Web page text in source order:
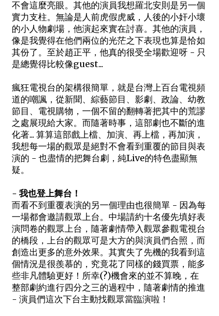
不會這麼亮眼。其他的演員我想羅北安則是另一個
實力支柱。無論是人前虎假虎威，人後的小奸小壞
的小人物劇場，他演起來實在討喜。其他的演員，
像是我覺得在他們兩位的光茫之下表現也算是恰如
其份了。至於趙正平，他真的很受全場歡迎呀 - 只
是總覺得比較像guest...
瘋狂電視台的架構很簡單，就是台灣上百台電視頻
道的嘲諷，從新聞、綜藝節目、影劇、政論、幼教
節目、電視購物，一個不留的翻轉著把其中的荒謬
之處展現給大家。而隨著時事，這部劇也不斷的進
化著... 算算這部戲上檔、加演、再上檔，再加演，
我想每一場的觀眾是絕對不會看到重覆的節目與表
演的 - 也盡情的把舞台劇，純Live的特色盡顯無
疑。
- 我也登上舞台！
而看不到重覆表演的另一個理由也很簡單 - 因為每
一場都會邀請觀眾上台。中場請約十名優先填好表
演問卷的觀眾上台，隨著劇情帶入觀眾參觀電視台
的橋段，上台的觀眾可是大方的與演員們合照，而
創造出更多的意外效果。其實失了先機的我看到這
個情況是很羨慕的，究竟花了同樣的錢買票，能多
些非凡體驗更好！所幸(?)機會來的並不算晚，在
整部劇約進行四分之三的過程中，隨著劇情的推進
- 演員們這次下台主動找觀眾當臨演啦！